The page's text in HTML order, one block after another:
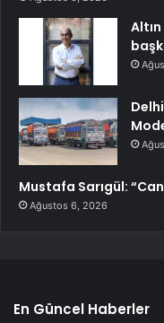
Mustafa Sarıgül:
Ağustos 6, 2026
En Güncel Haberler